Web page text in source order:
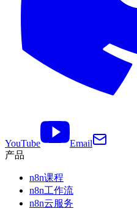
YouTube
Email
产品
n8n课程
n8n工作流
n8n云服务